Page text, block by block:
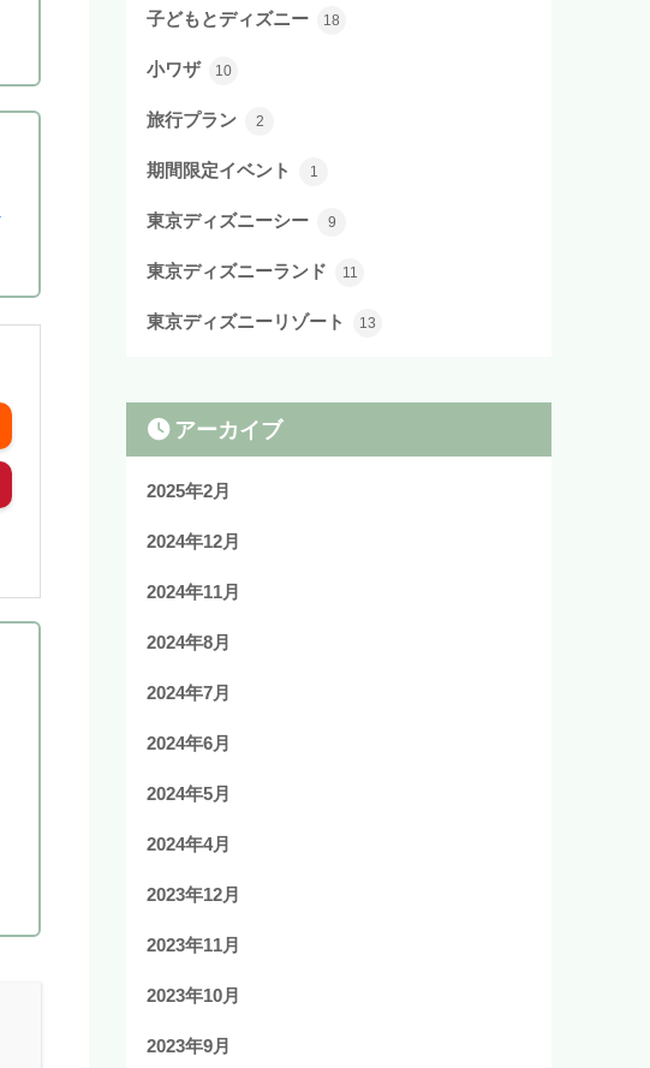
子どもとディズニー 18
小ワザ 10
旅行プラン 2
期間限定イベント 1
東京ディズニーシー 9
東京ディズニーランド 11
東京ディズニーリゾート 13
アーカイブ
2025年2月
2024年12月
2024年11月
2024年8月
2024年7月
2024年6月
2024年5月
2024年4月
2023年12月
2023年11月
2023年10月
2023年9月